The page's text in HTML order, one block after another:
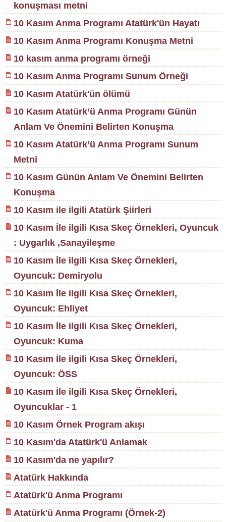
konuşması metni
10 Kasım Anma Programı Atatürk'ün Hayatı
10 Kasım Anma Programı Konuşma Metni
10 kasım anma programı örneği
10 Kasım Anma Programı Sunum Örneği
10 Kasım Atatürk'ün ölümü
10 Kasım Atatürk’ü Anma Programı Günün
Anlam Ve Önemini Belirten Konuşma
10 Kasım Atatürk’ü Anma Programı Sunum
Metni
10 Kasım Günün Anlam Ve Önemini Belirten
Konuşma
10 Kasım ile ilgili Atatürk Şiirleri
10 Kasım İle ilgili Kısa Skeç Örnekleri, Oyuncuk
: Uygarlık ,Sanayileşme
10 Kasım İle ilgili Kısa Skeç Örnekleri,
Oyuncuk: Demiryolu
10 Kasım İle ilgili Kısa Skeç Örnekleri,
Oyuncuk: Ehliyet
10 Kasım İle ilgili Kısa Skeç Örnekleri,
Oyuncuk: Kuma
10 Kasım İle ilgili Kısa Skeç Örnekleri,
Oyuncuk: ÖSS
10 Kasım İle ilgili Kısa Skeç Örnekleri,
Oyuncuklar - 1
10 Kasım Örnek Program akışı
10 Kasım'da Atatürk'ü Anlamak
10 Kasım'da ne yapılır?
Atatürk Hakkında
Atatürk'ü Anma Programı
Atatürk'ü Anma Programı (Örnek-2)